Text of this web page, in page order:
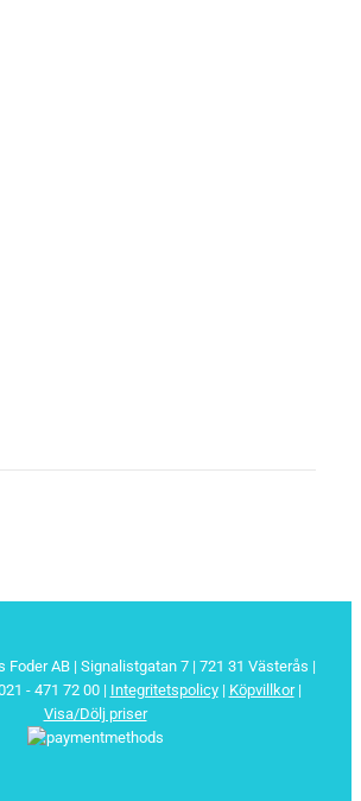
Foder AB | Signalistgatan 7 | 721 31 Västerås |
- 471 72 00 | Integritetspolicy| Köpvillkor|
Visa/Dölj priser